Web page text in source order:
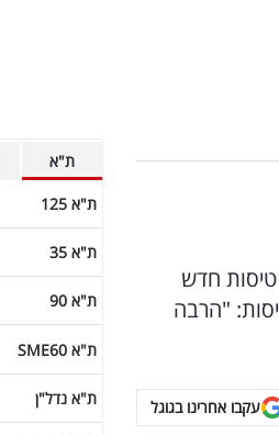
חדש
"הרבה
עקבו אחרינו בגוגל
ת"א
ת"א 125
ת"א 35
ת"א 90
ת"א SME60
ת"א נדל"ן